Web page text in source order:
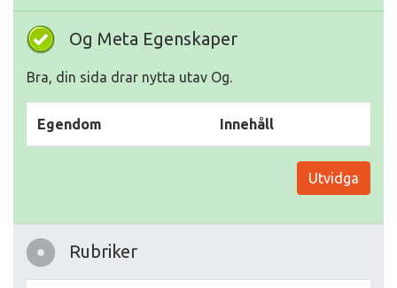
Og Meta Egenskaper
Bra, din sida drar nytta utav Og.
Egendom Innehåll
Utvidga
Rubriker